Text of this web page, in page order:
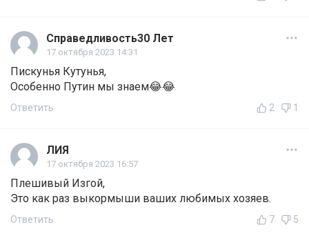
Справедливость30 Лет
17 октября 2023 14:31
Пискунья Кутунья,
Особенно Путин мы знаем😂😂
Ответить 2 1
ЛИЯ
17 октября 2023 16:57
Плешивый Изгой,
Это как раз выкормыши ваших любимых хозяев.
Ответить 7 5